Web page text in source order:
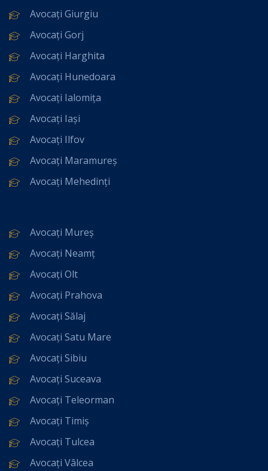
Avocați Giurgiu
Avocați Gorj
Avocați Harghita
Avocați Hunedoara
Avocați Ialomița
Avocați Iași
Avocați Ilfov
Avocați Maramureș
Avocați Mehedinți
Avocați Mureș
Avocați Neamț
Avocați Olt
Avocați Prahova
Avocați Sălaj
Avocați Satu Mare
Avocați Sibiu
Avocați Suceava
Avocați Teleorman
Avocați Timiș
Avocați Tulcea
Avocați Vâlcea